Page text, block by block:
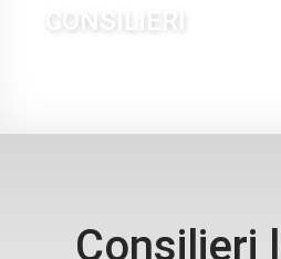
CONSILIERI
Consilieri